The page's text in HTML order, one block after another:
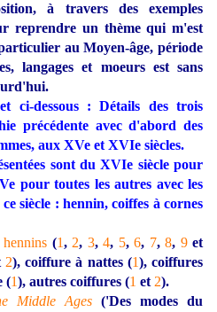
à travers des exemples
reprendre un thème qui m'est
au Moyen-âge, période
langages et moeurs est sans
ci-dessous : Détails des trois
précédente avec d'abord des
aux XVe et XVIe siècles.
sont du XVIe siècle pour
pour toutes les autres avec les
siècle : hennin, coiffes à cornes
hennins (1, 2, 3, 4, 5, 6, 7, 8, 9 et
2), coiffure à nattes (1), coiffures
(1), autres coiffures (1 et 2).
Middle Ages ('Des modes du